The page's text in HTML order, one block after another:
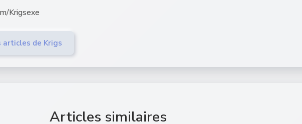
Krigsexe
articles de Krigs
Articles similaires